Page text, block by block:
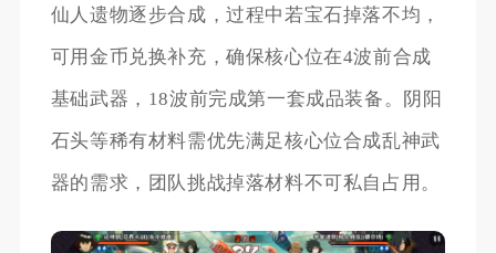
仙人遗物逐步合成，过程中若宝石掉落不均，
可用金币兑换补充，确保核心位在4波前合成
基础武器，18波前完成第一套成品装备。阴阳
石头等稀有材料需优先满足核心位合成乱神武
器的需求，团队挑战掉落材料不可私自占用。